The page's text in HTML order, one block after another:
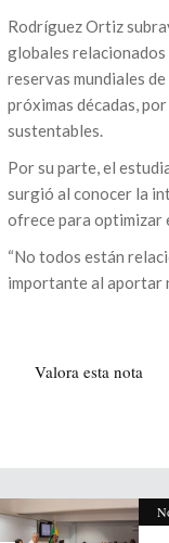
Rodríguez Ortiz
globales relacionados
reservas mundiales
próximas décadas,
sustentables.
Por su parte, el
surgió al conocer la
ofrece para optimizar
“No todos están
importante al aportar
Valora esta nota